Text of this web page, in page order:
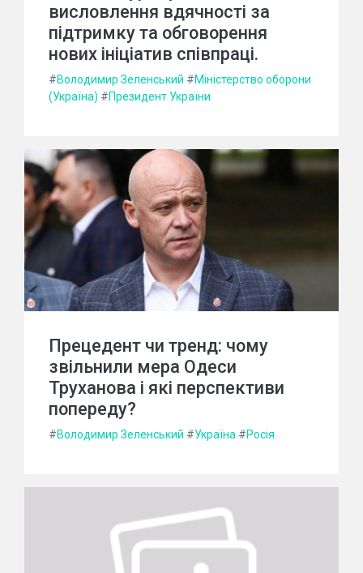
висловлення вдячності за
підтримку та обговорення
нових ініціатив співпраці.
#Володимир Зеленський #Міністерство оборони
(Україна) #Президент України
Прецедент чи тренд: чому
звільнили мера Одеси
Труханова і які перспективи
попереду?
#Володимир Зеленський #Україна #Росія